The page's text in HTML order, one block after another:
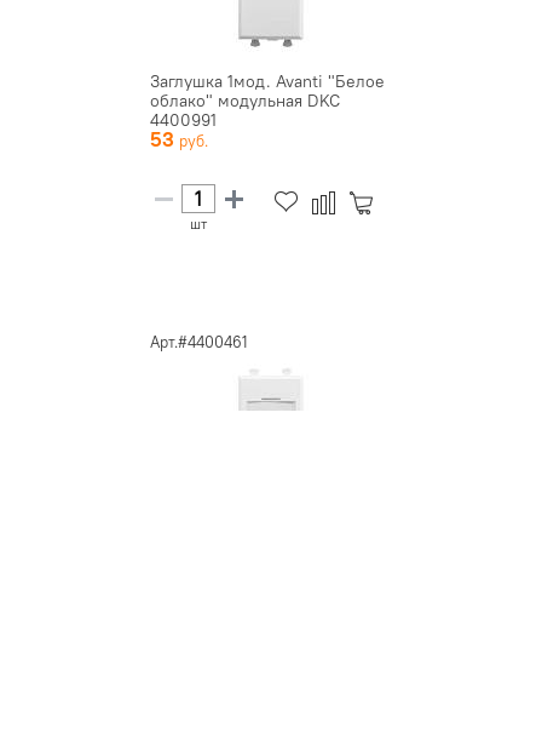
Заглушка 1мод. Avanti "Белое
облако" модульная DKC
4400991
53
шт
Арт.#4400461